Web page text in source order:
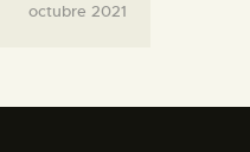
octubre 2021